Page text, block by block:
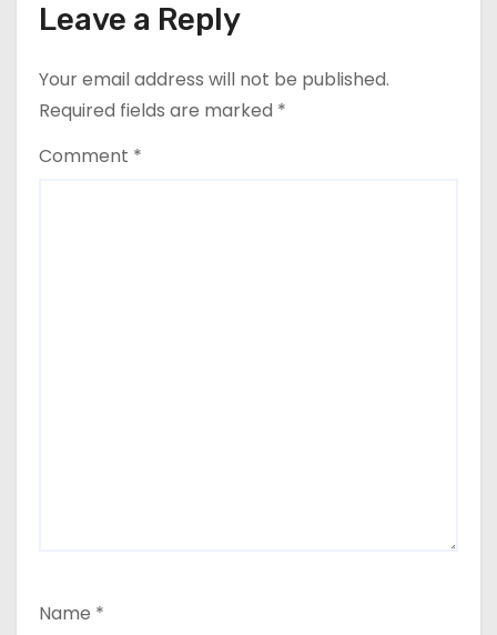
Leave a Reply
Your email address will not be published.
Required fields are marked *
Comment *
Name *